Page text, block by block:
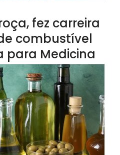
fez carreira
combustível
para Medicina